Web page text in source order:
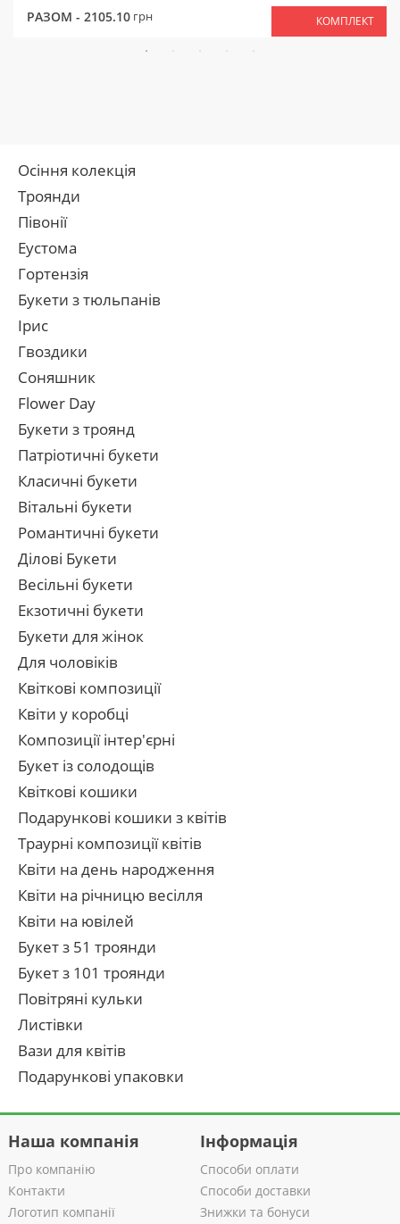
РАЗОМ - 2105.10 грн КОМПЛЕКТ
Осіння колекція
Троянди
Півонії
Еустома
Гортензія
Букети з тюльпанів
Ірис
Гвоздики
Соняшник
Flower Day
Букети з троянд
Патріотичні букети
Класичні букети
Вітальні букети
Романтичні букети
Ділові Букети
Весільні букети
Екзотичні букети
Букети для жінок
Для чоловіків
Квіткові композиції
Квіти у коробці
Композиції інтер'єрні
Букет із солодощів
Квіткові кошики
Подарункові кошики з квітів
Траурні композиції квітів
Квіти на день народження
Квіти на річницю весілля
Квіти на ювілей
Букет з 51 троянди
Букет з 101 троянди
Повітряні кульки
Листівки
Вази для квітів
Подарункові упаковки
Наша компанія
Про компанію
Контакти
Логотип компанії
Інформація
Способи оплати
Способи доставки
Знижки та бонуси